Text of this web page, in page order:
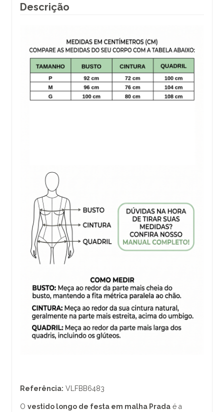
Descrição
Referência: VLFBB6483
O vestido longo de festa em malha Prada é a